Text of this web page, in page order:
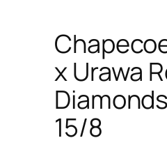
x Urawa
15/8